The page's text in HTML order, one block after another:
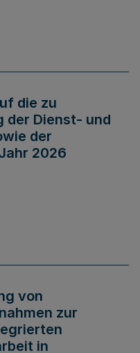
die zu
der Dienst- und
der
2026
von
zur
in